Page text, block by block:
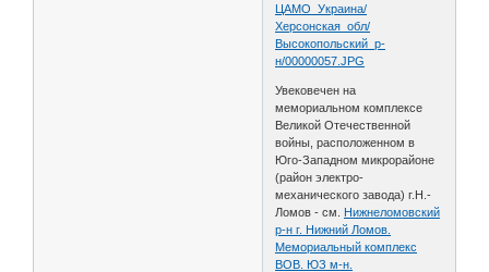
ЦАМО_Украина/
Херсонская_обл/
Высокопольский_р-
н/00000057.JPG
Увековечен на
мемориальном комплексе
Великой Отечественной
войны, расположенном в
Юго-Западном микрорайоне
(район электро-
механического завода) г.Н.-
Ломов - см. Нижнеломовский
р-н г. Нижний Ломов.
Мемориальный комплекс
ВОВ. ЮЗ м-н.